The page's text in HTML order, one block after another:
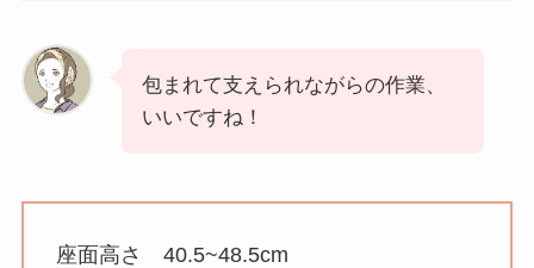
包まれて支えられながらの作業、
いいですね！
座面高さ 40.5~48.5cm